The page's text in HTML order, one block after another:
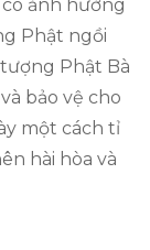
ảnh hưởng
Phật ngồi
Phật Bà
bảo vệ cho
một cách tỉ
hài hòa và